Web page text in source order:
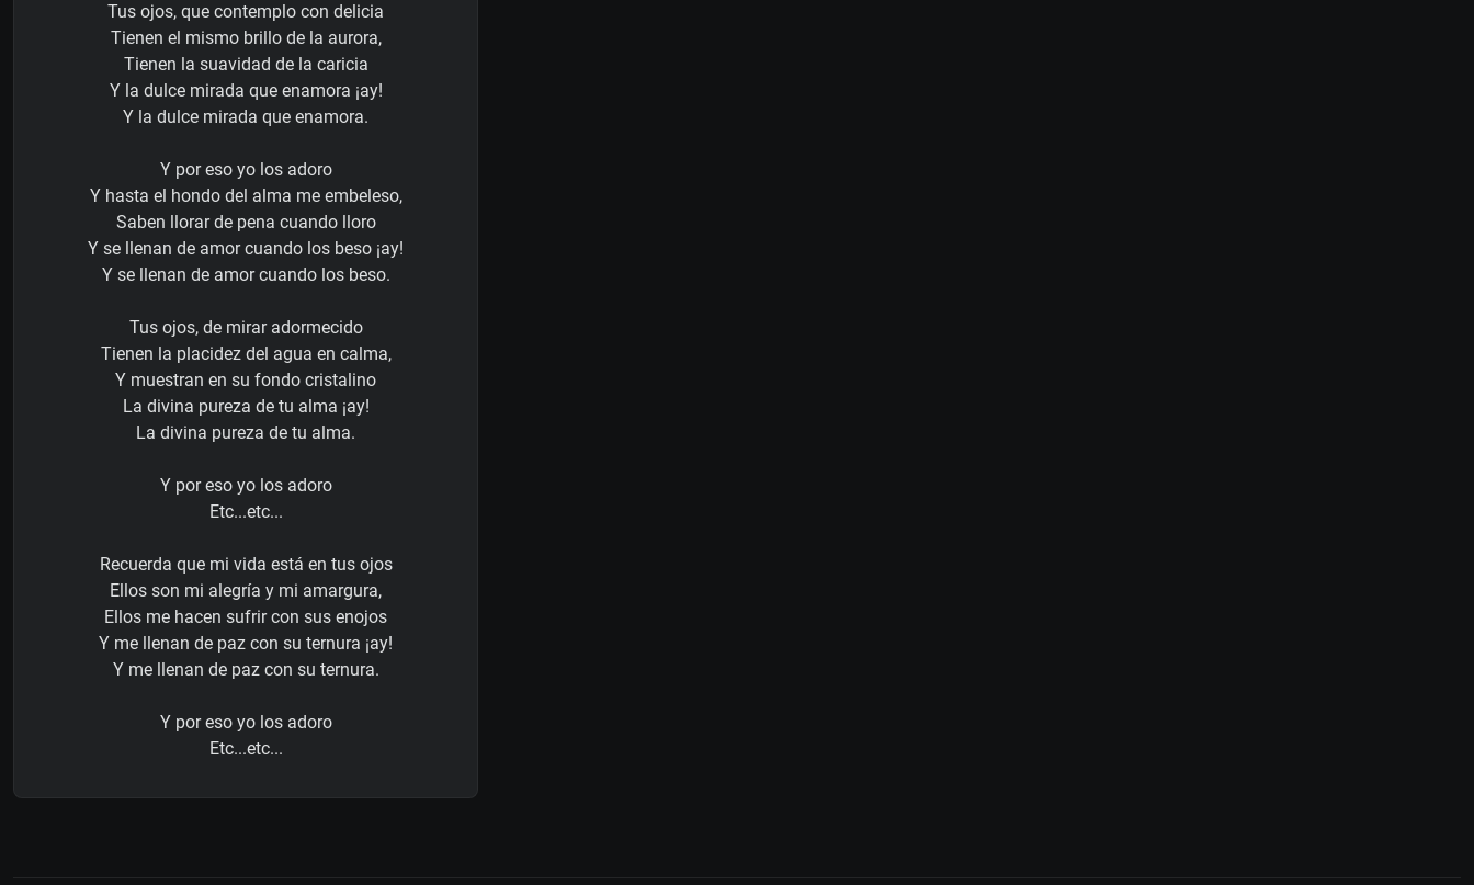
Tus ojos, que contemplo con delicia
Tienen el mismo brillo de la aurora,
Tienen la suavidad de la caricia
Y la dulce mirada que enamora ¡ay!
Y la dulce mirada que enamora.
Y por eso yo los adoro
Y hasta el hondo del alma me embeleso,
Saben llorar de pena cuando lloro
Y se llenan de amor cuando los beso ¡ay!
Y se llenan de amor cuando los beso.
Tus ojos, de mirar adormecido
Tienen la placidez del agua en calma,
Y muestran en su fondo cristalino
La divina pureza de tu alma ¡ay!
La divina pureza de tu alma.
Y por eso yo los adoro
Etc...etc...
Recuerda que mi vida está en tus ojos
Ellos son mi alegría y mi amargura,
Ellos me hacen sufrir con sus enojos
Y me llenan de paz con su ternura ¡ay!
Y me llenan de paz con su ternura.
Y por eso yo los adoro
Etc...etc...